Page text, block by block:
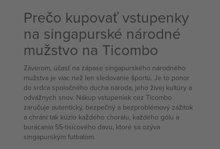
Prečo kupovať vstupenky
na singapurské národné
mužstvo na Ticombo
Záverom, účasť na zápase singapurského národného
mužstva je viac než len sledovanie športu. Je to ponor
do srdca spoločného ducha národa, jeho živej kultúry a
odvážnych snov. Nákup vstupeniek cez Ticombo
zaručuje autentický, bezpečný a bezproblémový zážitok
a chráni tak kúzlo každého chorálu, každého gólu a
burácania 55-tisícového davu, ktoré sa ozýva
singapurským futbalom.